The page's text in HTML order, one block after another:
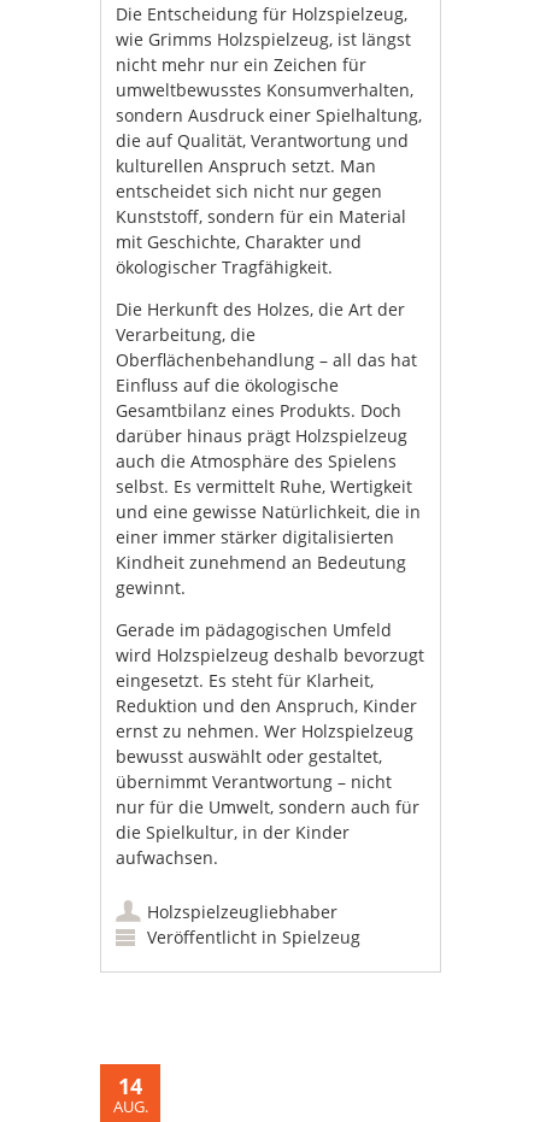
Die Entscheidung für Holzspielzeug,
wie Grimms Holzspielzeug, ist längst
nicht mehr nur ein Zeichen für
umweltbewusstes Konsumverhalten,
sondern Ausdruck einer Spielhaltung,
die auf Qualität, Verantwortung und
kulturellen Anspruch setzt. Man
entscheidet sich nicht nur gegen
Kunststoff, sondern für ein Material
mit Geschichte, Charakter und
ökologischer Tragfähigkeit.
Die Herkunft des Holzes, die Art der
Verarbeitung, die
Oberflächenbehandlung – all das hat
Einfluss auf die ökologische
Gesamtbilanz eines Produkts. Doch
darüber hinaus prägt Holzspielzeug
auch die Atmosphäre des Spielens
selbst. Es vermittelt Ruhe, Wertigkeit
und eine gewisse Natürlichkeit, die in
einer immer stärker digitalisierten
Kindheit zunehmend an Bedeutung
gewinnt.
Gerade im pädagogischen Umfeld
wird Holzspielzeug deshalb bevorzugt
eingesetzt. Es steht für Klarheit,
Reduktion und den Anspruch, Kinder
ernst zu nehmen. Wer Holzspielzeug
bewusst auswählt oder gestaltet,
übernimmt Verantwortung – nicht
nur für die Umwelt, sondern auch für
die Spielkultur, in der Kinder
aufwachsen.
Holzspielzeugliebhaber
Veröffentlicht inSpielzeug
14
AUG.